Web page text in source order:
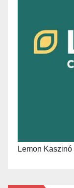
Lemon Kaszinó